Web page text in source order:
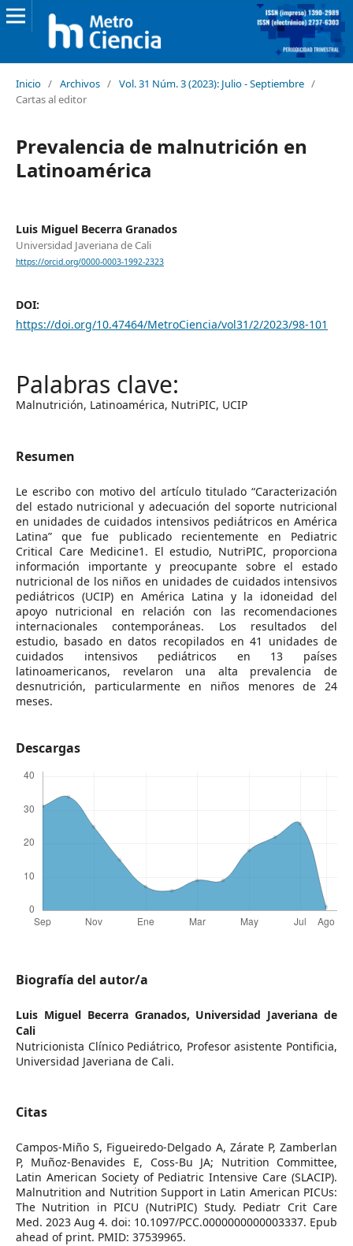
Inicio / Archivos / Vol. 31 Núm. 3 (2023): Julio - Septiembre /
Cartas al editor
Prevalencia de malnutrición en
Latinoamérica
Luis Miguel Becerra Granados
Universidad Javeriana de Cali
https://orcid.org/0000-0003-1992-2323
DOI:
https://doi.org/10.47464/MetroCiencia/vol31/2/2023/98-101
Malnutrición, Latinoamérica, NutriPIC, UCIP
Resumen
Le escribo con motivo del artículo titulado “Caracterización
del estado nutricional y adecuación del soporte nutricional
en unidades de cuidados intensivos pediátricos en América
Latina” que fue publicado recientemente en Pediatric
Critical Care Medicine1. El estudio, NutriPIC, proporciona
información importante y preocupante sobre el estado
nutricional de los niños en unidades de cuidados intensivos
pediátricos (UCIP) en América Latina y la idoneidad del
apoyo nutricional en relación con las recomendaciones
internacionales contemporáneas. Los resultados del
estudio, basado en datos recopilados en 41 unidades de
cuidados intensivos pediátricos en 13 países
latinoamericanos, revelaron una alta prevalencia de
desnutrición, particularmente en niños menores de 24
meses.
Descargas
Biografía del autor/a
Luis Miguel Becerra Granados, Universidad Javeriana de
Cali
Nutricionista Clínico Pediátrico, Profesor asistente Pontificia,
Universidad Javeriana de Cali.
Citas
Campos-Miño S, Figueiredo-Delgado A, Zárate P, Zamberlan
P, Muñoz-Benavides E, Coss-Bu JA; Nutrition Committee,
Latin American Society of Pediatric Intensive Care (SLACIP).
Malnutrition and Nutrition Support in Latin American PICUs:
The Nutrition in PICU (NutriPIC) Study. Pediatr Crit Care
Med. 2023 Aug 4. doi: 10.1097/PCC.0000000000003337. Epub
ahead of print. PMID: 37539965.